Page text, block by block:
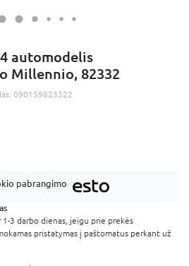
automodelis
Millennio, 82332
090159823322
pabrangimo
3 darbo dienas, jeigu prie prekės
pristatymas į paštomatus perkant už